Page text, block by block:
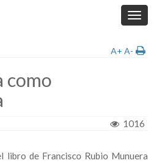
A+ A-
como
1016
libro de Francisco Rubio Munuera